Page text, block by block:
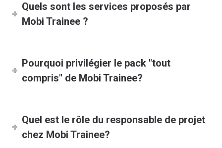
Quels sont les services proposés par
Mobi Trainee ?
Pourquoi privilégier le pack "tout
compris" de Mobi Trainee?
Quel est le rôle du responsable de projet
chez Mobi Trainee?